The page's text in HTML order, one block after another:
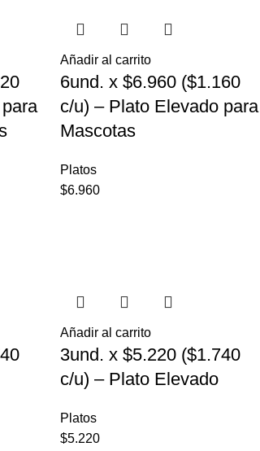
Añadir al carrito
6und. x $6.960 ($1.160
c/u) – Plato Elevado para
Mascotas
Platos
$6.960
Añadir al carrito
3und. x $5.220 ($1.740
c/u) – Plato Elevado
Platos
$5.220